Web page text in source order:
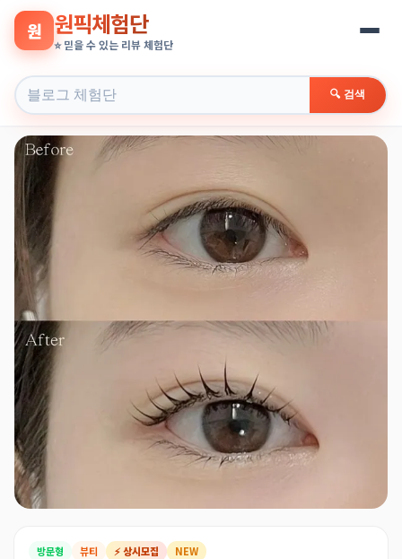
원 원픽체험단
⭐ 믿을 수 있는 리뷰 체험단
🔍 검색
방문형 뷰티 ⚡ 상시모집 NEW